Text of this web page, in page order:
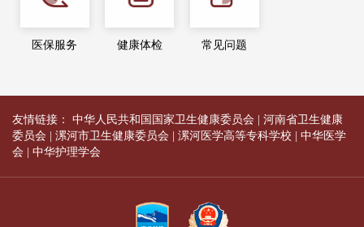
医保服务 健康体检 常见问题
友情链接： 中华人民共和国国家卫生健康委员会 | 河南省卫生健康
委员会 | 漯河市卫生健康委员会 | 漯河医学高等专科学校 | 中华医学
会 | 中华护理学会